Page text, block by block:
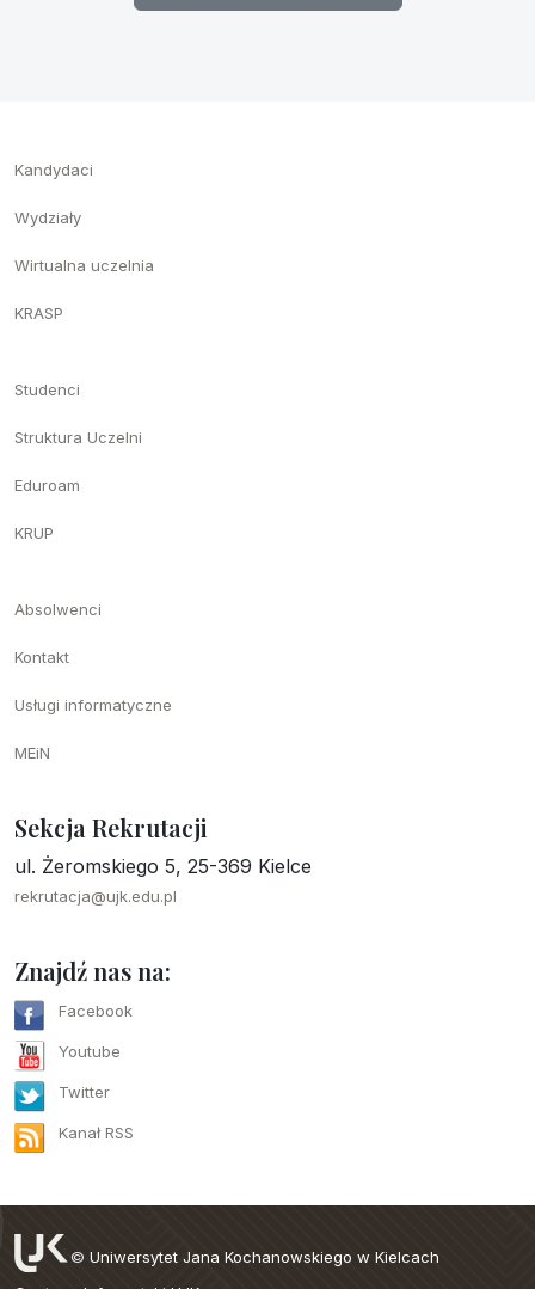
Kandydaci
Wydziały
Wirtualna uczelnia
KRASP
Studenci
Struktura Uczelni
Eduroam
KRUP
Absolwenci
Kontakt
Usługi informatyczne
MEiN
Sekcja Rekrutacji
ul. Żeromskiego 5, 25-369 Kielce
rekrutacja@ujk.edu.pl
Znajdź nas na:
Facebook
Youtube
Twitter
Kanał RSS
© Uniwersytet Jana Kochanowskiego w Kielcach